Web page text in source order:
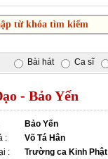
Bài hát Ca sĩ
- Bảo Yến
Bảo Yến
:
Võ Tá Hân
:
Trường ca Kinh Phật